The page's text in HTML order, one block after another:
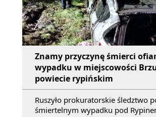
Znamy przyczynę śmierci
wypadku w miejscowości
powiecie rypińskim
Ruszyło prokuratorskie śledztwo
śmiertelnym wypadku pod